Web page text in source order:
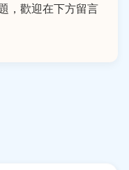
，歡迎在下方留言